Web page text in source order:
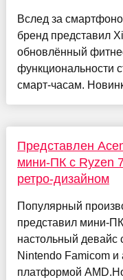
Вслед за
бренд представил
обновлённый
функциональности
смарт-часам.
Представлен
мини-ПК с Ryzen
ретро-дизайном
Популярный
представил мини-
настольный девайс
Nintendo Famicom и
платформой